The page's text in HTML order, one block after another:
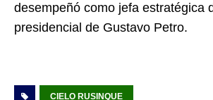
desempeñó como jefa estratégica
presidencial de Gustavo Petro.
CIELO RUSINQUE